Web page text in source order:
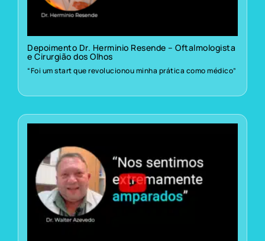
Depoimento Dr. Herminio Resende – Oftalmologista
e Cirurgião dos Olhos
“Foi um start que revolucionou minha prática como médico”